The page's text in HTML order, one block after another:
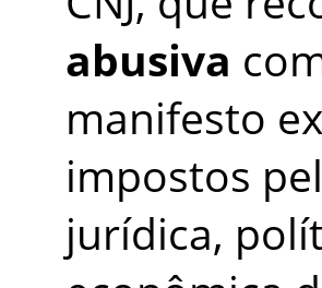
abusiva
manifesto
impostos
jurídica,